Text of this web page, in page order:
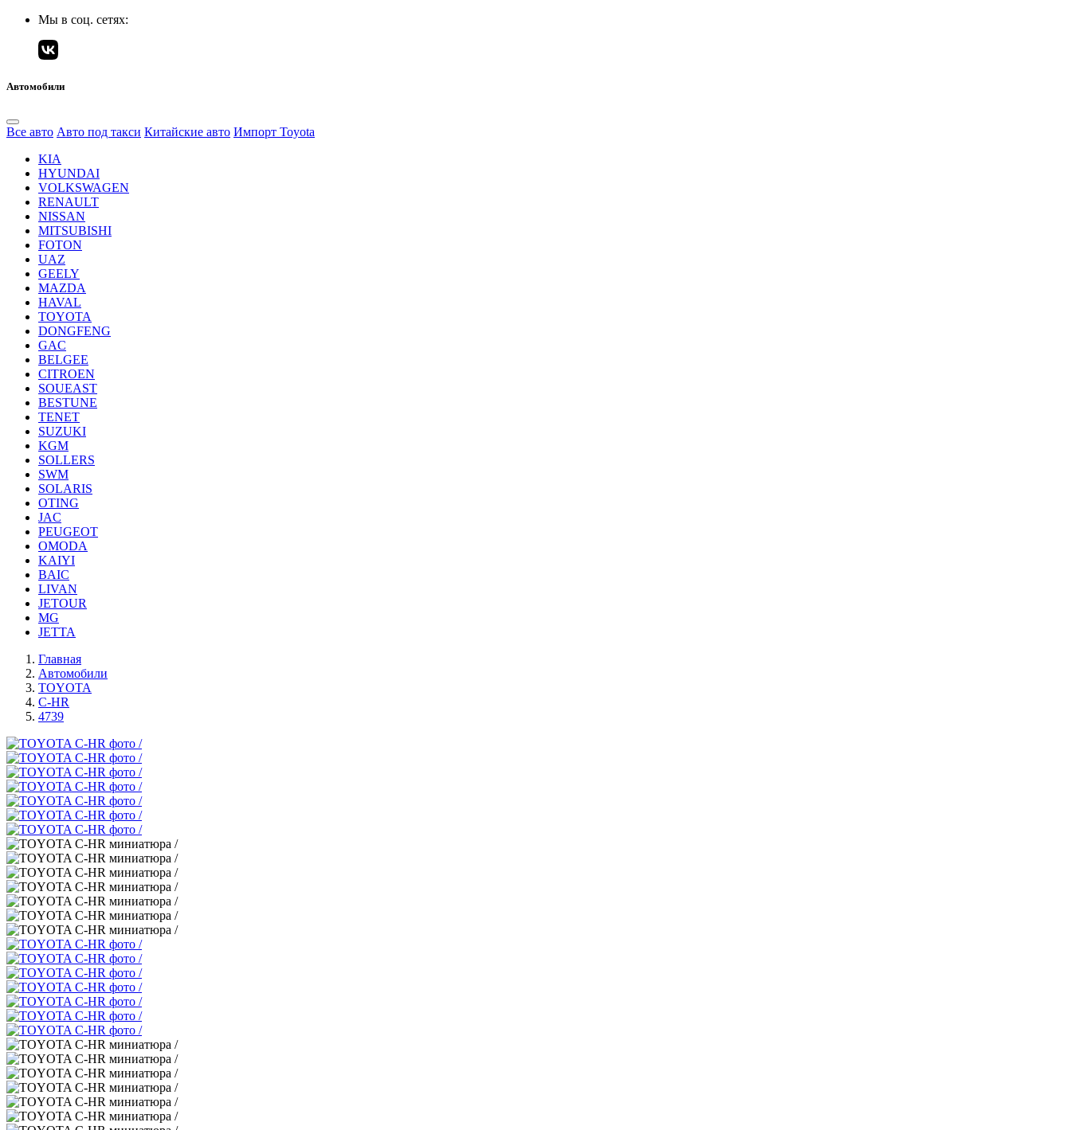
Мы в соц. сетях:
Автомобили
Все авто Авто под такси Китайские авто Импорт Toyota
KIA
HYUNDAI
VOLKSWAGEN
RENAULT
NISSAN
MITSUBISHI
FOTON
UAZ
GEELY
MAZDA
HAVAL
TOYOTA
DONGFENG
GAC
BELGEE
CITROEN
SOUEAST
BESTUNE
TENET
SUZUKI
KGM
SOLLERS
SWM
SOLARIS
OTING
JAC
PEUGEOT
OMODA
KAIYI
BAIC
LIVAN
JETOUR
MG
JETTA
Главная
Автомобили
TOYOTA
C-HR
4739